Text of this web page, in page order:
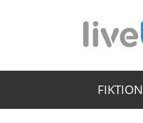
FIKTION